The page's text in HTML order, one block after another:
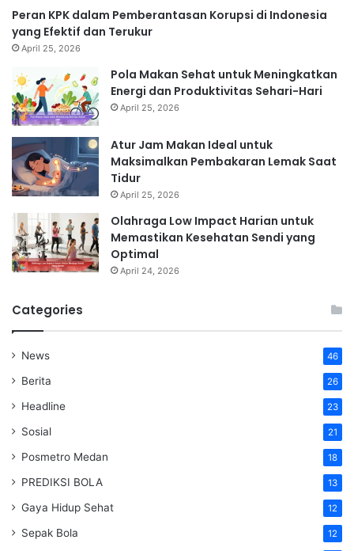
Peran KPK dalam Pemberantasan Korupsi di Indonesia
yang Efektif dan Terukur
April 25, 2026
Pola Makan Sehat untuk Meningkatkan
Energi dan Produktivitas Sehari-Hari
April 25, 2026
Atur Jam Makan Ideal untuk
Maksimalkan Pembakaran Lemak Saat
Tidur
April 25, 2026
Olahraga Low Impact Harian untuk
Memastikan Kesehatan Sendi yang
Optimal
April 24, 2026
Categories
News 46
Berita 26
Headline 23
Sosial 21
Posmetro Medan 18
PREDIKSI BOLA 13
Gaya Hidup Sehat 12
Sepak Bola 12